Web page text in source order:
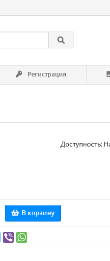
Регистрация
Доступность:
В корзину